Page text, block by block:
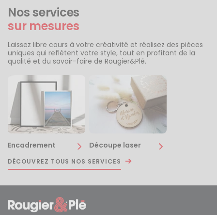
Nos services
sur mesures
Laissez libre cours à votre créativité et réalisez des pièces
uniques qui reflètent votre style, tout en profitant de la
qualité et du savoir-faire de Rougier&Plé.
Encadrement Découpe laser
DÉCOUVREZ TOUS NOS SERVICES